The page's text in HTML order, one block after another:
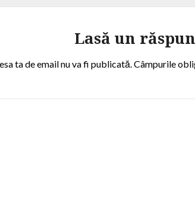
Lasă un
ta de email nu va fi publicată. Câmpurile